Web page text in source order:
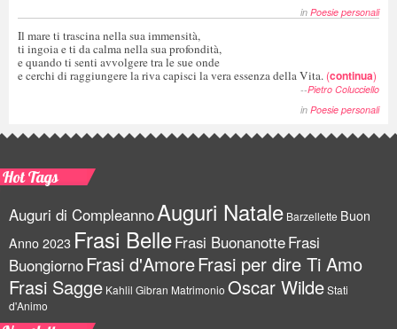
in Poesie personali
Il mare ti trascina nella sua immensità,
ti ingoia e ti da calma nella sua profondità,
e quando ti senti avvolgere tra le sue onde
e cerchi di raggiungere la riva capisci la vera essenza della Vita. (continua)
--Pietro Colucciello
in Poesie personali
Hot Tags
Auguri di CompleannoAuguri Natale Barzellette Buon
Anno 2023 Frasi BelleFrasi BuonanotteFrasi
BuongiornoFrasi d'AmoreFrasi per dire Ti Amo
Frasi Sagge Kahlil Gibran Matrimonio Oscar WildeStati
d'Animo